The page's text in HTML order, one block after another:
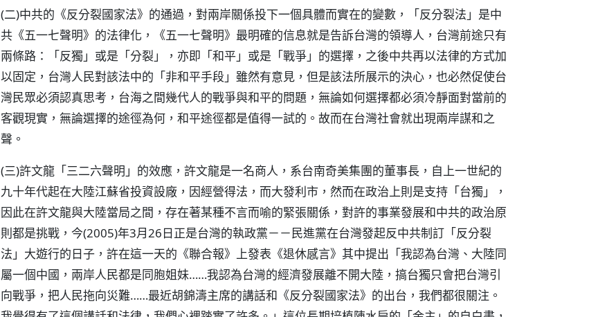
(二)中共的《反分裂國家法》的通過，對兩岸關係投下一個具體而實在的變數，「反分裂法」是中
共《五一七聲明》的法律化，《五一七聲明》最明確的信息就是告訴台灣的領導人，台灣前途只有
兩條路：「反獨」或是「分裂」，亦即「和平」或是「戰爭」的選擇，之後中共再以法律的方式加
以固定，台灣人民對該法中的「非和平手段」雖然有意見，但是該法所展示的決心，也必然促使台
灣民眾必須認真思考，台海之間幾代人的戰爭與和平的問題，無論如何選擇都必須冷靜面對當前的
客觀現實，無論選擇的途徑為何，和平途徑都是值得一試的。故而在台灣社會就出現兩岸謀和之
聲。
(三)許文龍「三二六聲明」的效應，許文龍是一名商人，系台南奇美集團的董事長，自上一世紀的
九十年代起在大陸江蘇省投資設廠，因經營得法，而大發利市，然而在政治上則是支持「台獨」，
因此在許文龍與大陸當局之間，存在著某種不言而喻的緊張關係，對許的事業發展和中共的政治原
則都是挑戰，今(2005)年3月26日正是台灣的執政黨－－民進黨在台灣發起反中共制訂「反分裂
法」大遊行的日子，許在這一天的《聯合報》上發表《退休感言》其中提出「我認為台灣、大陸同
屬一個中國，兩岸人民都是同胞姐妹……我認為台灣的經濟發展離不開大陸，搞台獨只會把台灣引
向戰爭，把人民拖向災難……最近胡錦濤主席的講話和《反分裂國家法》的出台，我們都很關注。